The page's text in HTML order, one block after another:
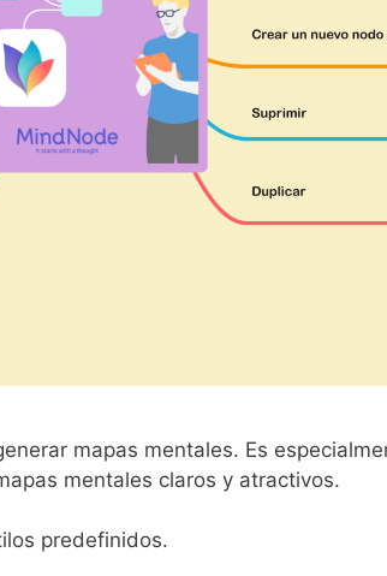
mapas mentales. Es
mentales claros y atractivos.
predefinidos.